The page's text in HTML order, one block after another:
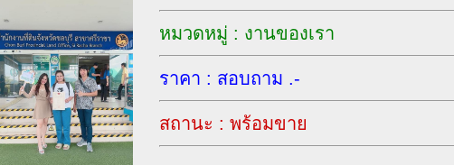
หมวดหมู่ : งานของเรา
ราคา : สอบถาม .-
สถานะ : พร้อมขาย